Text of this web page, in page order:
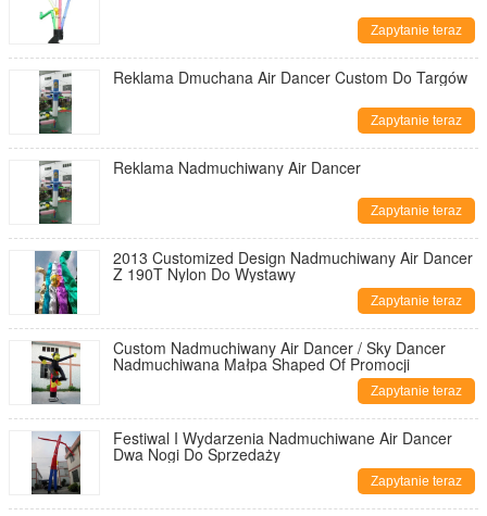
Zapytanie teraz
Reklama Dmuchana Air Dancer Custom Do Targów
Zapytanie teraz
Reklama Nadmuchiwany Air Dancer
Zapytanie teraz
2013 Customized Design Nadmuchiwany Air Dancer
Z 190T Nylon Do Wystawy
Zapytanie teraz
Custom Nadmuchiwany Air Dancer / Sky Dancer
Nadmuchiwana Małpa Shaped Of Promocji
Zapytanie teraz
Festiwal I Wydarzenia Nadmuchiwane Air Dancer
Dwa Nogi Do Sprzedaży
Zapytanie teraz